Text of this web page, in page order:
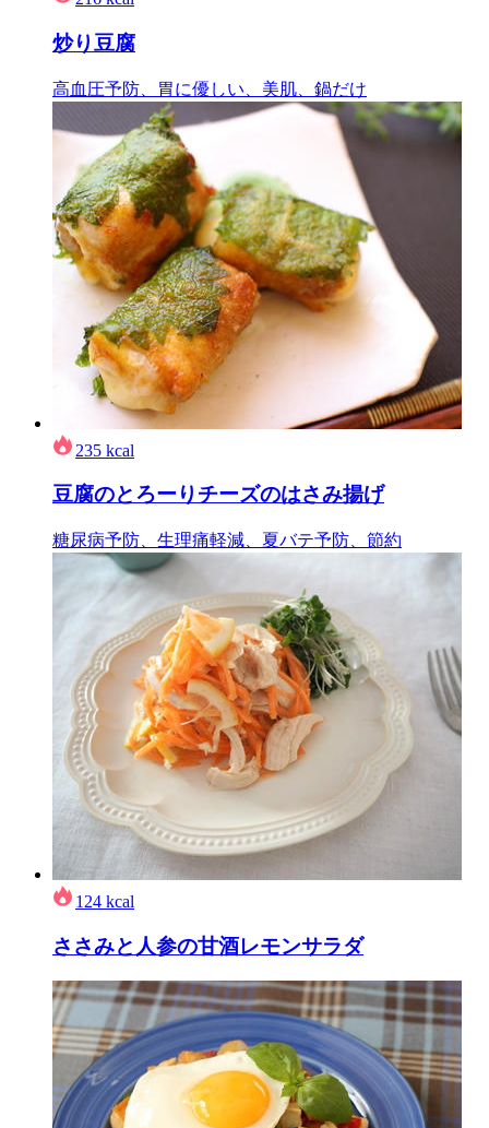
炒り豆腐
高血圧予防、胃に優しい、美肌、鍋だけ
235 kcal
豆腐のとろーりチーズのはさみ揚げ
糖尿病予防、生理痛軽減、夏バテ予防、節約
124 kcal
ささみと人参の甘酒レモンサラダ